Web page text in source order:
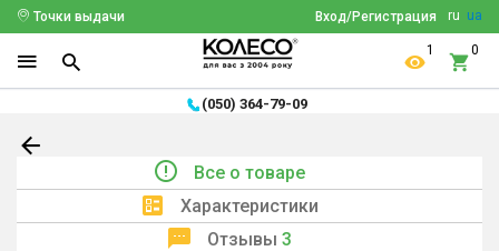
ru ua
Вход/Регистрация
Точки выдачи
1 0
(050) 364-79-09
Все о товаре
Характеристики
Отзывы 3